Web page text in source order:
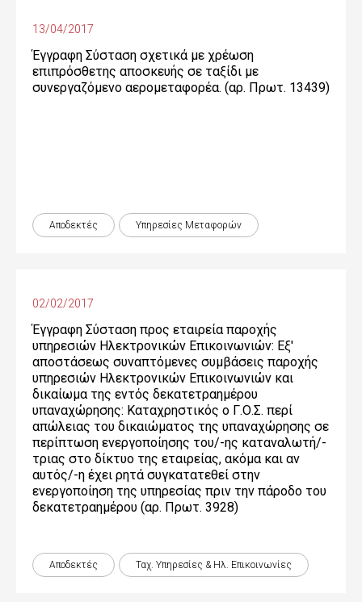
13/04/2017
Έγγραφη Σύσταση σχετικά με χρέωση
επιπρόσθετης αποσκευής σε ταξίδι με
συνεργαζόμενο αερομεταφορέα. (αρ. Πρωτ. 13439)
Αποδεκτές Υπηρεσίες Μεταφορών
02/02/2017
Έγγραφη Σύσταση προς εταιρεία παροχής
υπηρεσιών Ηλεκτρονικών Επικοινωνιών: Εξ'
αποστάσεως συναπτόμενες συμβάσεις παροχής
υπηρεσιών Ηλεκτρονικών Επικοινωνιών και
δικαίωμα της εντός δεκατετραημέρου
υπαναχώρησης: Καταχρηστικός ο Γ.Ο.Σ. περί
απώλειας του δικαιώματος της υπαναχώρησης σε
περίπτωση ενεργοποίησης του/-ης καταναλωτή/-
τριας στο δίκτυο της εταιρείας, ακόμα και αν
αυτός/-η έχει ρητά συγκατατεθεί στην
ενεργοποίηση της υπηρεσίας πριν την πάροδο του
δεκατετραημέρου (αρ. Πρωτ. 3928)
Αποδεκτές Ταχ. Υπηρεσίες & Ηλ. Επικοινωνίες